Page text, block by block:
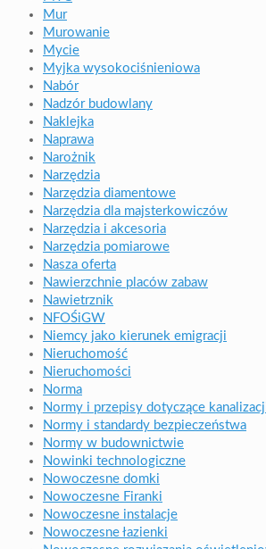
Mur
Murowanie
Mycie
Myjka wysokociśnieniowa
Nabór
Nadzór budowlany
Naklejka
Naprawa
Narożnik
Narzędzia
Narzędzia diamentowe
Narzędzia dla majsterkowiczów
Narzędzia i akcesoria
Narzędzia pomiarowe
Nasza oferta
Nawierzchnie placów zabaw
Nawietrznik
NFOŚiGW
Niemcy jako kierunek emigracji
Nieruchomość
Nieruchomości
Norma
Normy i przepisy dotyczące
Normy i standardy bezpieczeństwa
Normy w budownictwie
Nowinki technologiczne
Nowoczesne domki
Nowoczesne Firanki
Nowoczesne instalacje
Nowoczesne łazienki